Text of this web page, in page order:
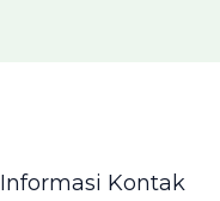
Informasi Kontak